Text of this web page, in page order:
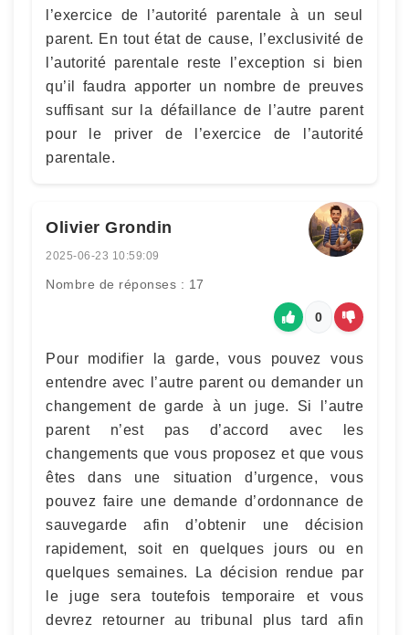
l’exercice de l’autorité parentale à un seul
parent. En tout état de cause, l’exclusivité de
l’autorité parentale reste l’exception si bien
qu’il faudra apporter un nombre de preuves
suffisant sur la défaillance de l’autre parent
pour le priver de l’exercice de l’autorité
parentale.
Olivier Grondin
2025-06-23 10:59:09
Nombre de réponses : 17
0
Pour modifier la garde, vous pouvez vous
entendre avec l’autre parent ou demander un
changement de garde à un juge. Si l’autre
parent n’est pas d’accord avec les
changements que vous proposez et que vous
êtes dans une situation d’urgence, vous
pouvez faire une demande d’ordonnance de
sauvegarde afin d’obtenir une décision
rapidement, soit en quelques jours ou en
quelques semaines. La décision rendue par
le juge sera toutefois temporaire et vous
devrez retourner au tribunal plus tard afin